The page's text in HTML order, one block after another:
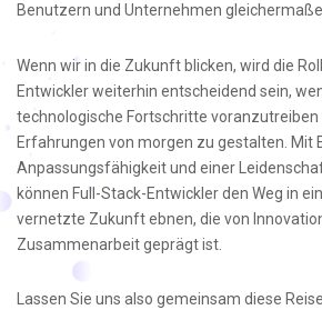
Benutzern und Unternehmen
Wenn wir in die Zukunft blicken, wird die
Entwickler weiterhin entscheidend sein,
technologische Fortschritte voranzutreiben
Erfahrungen von morgen zu gestalten. Mit
Anpassungsfähigkeit und einer
können Full-Stack-Entwickler den Weg in
vernetzte Zukunft ebnen, die von
Zusammenarbeit geprägt ist.
Lassen Sie uns also gemeinsam diese